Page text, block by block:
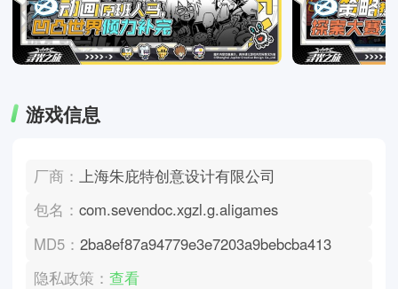
游戏信息
厂商：上海朱庇特创意设计有限公司
包名：com.sevendoc.xgzl.g.aligames
MD5：2ba8ef87a94779e3e7203a9bebcba413
隐私政策：查看